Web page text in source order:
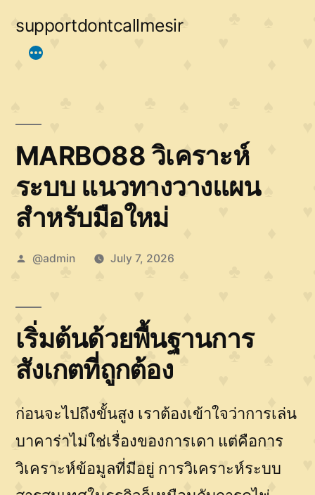
supportdontcallmesir
MARBO88 วิเคราะห์
ระบบ แนวทางวางแผน
สำหรับมือใหม่
Posted
@admin July 7, 2026
เริ่มต้นด้วยพื้นฐานการ
สังเกตที่ถูกต้อง
ก่อนจะไปถึงขั้นสูง เราต้องเข้าใจว่าการเล่น
บาคาร่าไม่ใช่เรื่องของการเดา แต่คือการ
วิเคราะห์ข้อมูลที่มีอยู่ การวิเคราะห์ระบบ